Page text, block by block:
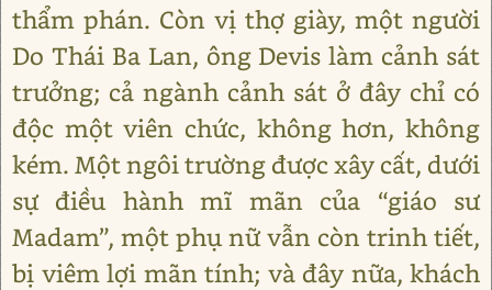
thẩm phán. Còn vị thợ giày, một người
Do Thái Ba Lan, ông Devis làm cảnh sát
trưởng; cả ngành cảnh sát ở đây chỉ có
độc một viên chức, không hơn, không
kém. Một ngôi trường được xây cất, dưới
sự điều hành mĩ mãn của “giáo sư
Madam”, một phụ nữ vẫn còn trinh tiết,
bị viêm lợi mãn tính; và đây nữa, khách